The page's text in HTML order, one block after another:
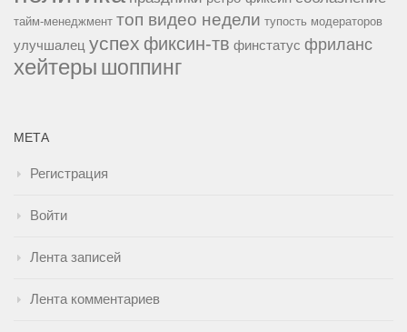
тайм-менеджмент топ видео недели тупость модераторов
улучшалец успех фиксин-тв финстатус фриланс
хейтеры шоппинг
МЕТА
Регистрация
Войти
Лента записей
Лента комментариев